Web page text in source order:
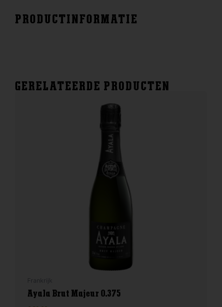
PRODUCTINFORMATIE
GERELATEERDE PRODUCTEN
Ayala Brut Majeur 0.375